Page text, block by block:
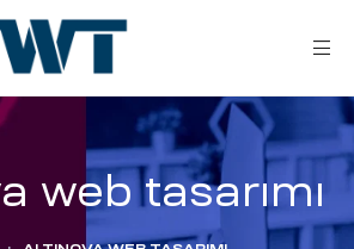
web tasarımı